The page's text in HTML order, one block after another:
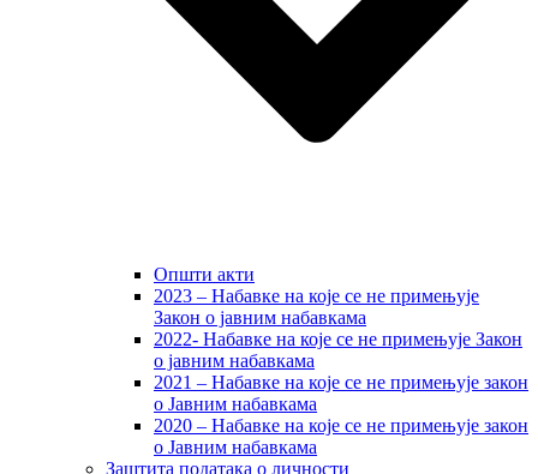
Општи акти
2023 – Набавке на које се не примењује
Закон о јавним набавкама
2022- Набавке на које се не примењује Закон
о јавним набавкама
2021 – Набавке на које се не примењује закон
о Јавним набавкама
2020 – Набавке на које се не примењује закон
о Јавним набавкама
Заштита података о личности